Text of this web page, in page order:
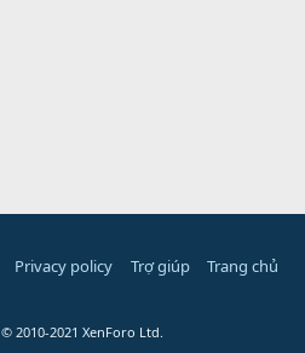
Privacy policy Trợ giúp Trang chủ
© 2010-2021 XenForo Ltd.